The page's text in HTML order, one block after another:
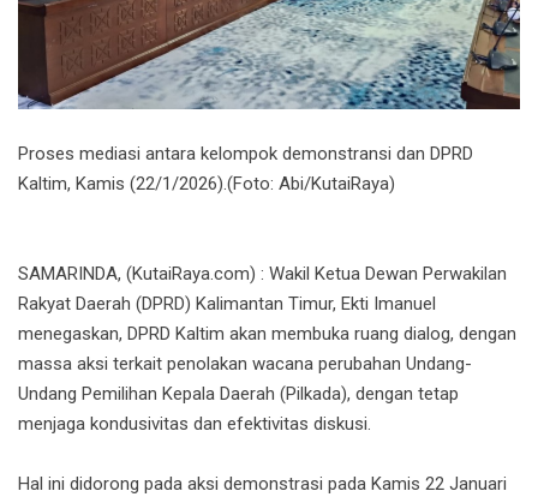
Proses mediasi antara kelompok demonstransi dan DPRD
Kaltim, Kamis (22/1/2026).(Foto: Abi/KutaiRaya)
‎SAMARINDA, (KutaiRaya.com) : Wakil Ketua Dewan Perwakilan
Rakyat Daerah (DPRD) Kalimantan Timur, Ekti Imanuel
menegaskan, DPRD Kaltim akan membuka ruang dialog, dengan
massa aksi terkait penolakan wacana perubahan Undang-
Undang Pemilihan Kepala Daerah (Pilkada), dengan tetap
menjaga kondusivitas dan efektivitas diskusi.
‎Hal ini didorong pada aksi demonstrasi pada Kamis 22 Januari